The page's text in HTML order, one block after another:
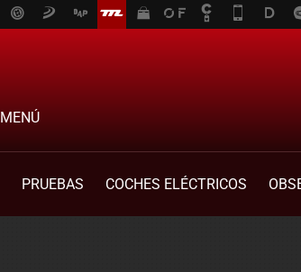
MENÚ
PRUEBAS COCHES ELÉCTRICOS